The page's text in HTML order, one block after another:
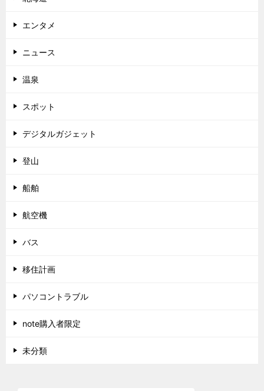
エンタメ
ニュース
温泉
スポット
デジタルガジェット
登山
船舶
航空機
バス
移住計画
パソコントラブル
note購入者限定
未分類